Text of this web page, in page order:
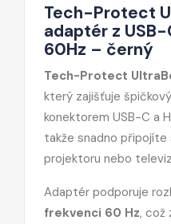
Tech-Protect
adaptér z USB-
60Hz – černý
Tech-Protect
který zajišťuje
konektorem USB-C a
takže snadno připojíte
projektoru nebo
Adaptér podporuje
frekvenci 60 Hz, což